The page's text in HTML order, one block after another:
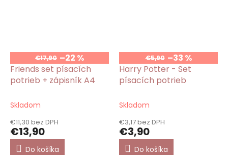
€17,90 –22 %
Friends set písacích
potrieb + zápisník A4
Skladom
€11,30 bez DPH
€13,90
Do košíka
€5,90 –33 %
Harry Potter - Set
písacích potrieb
Skladom
€3,17 bez DPH
€3,90
Do košíka